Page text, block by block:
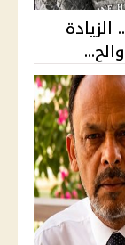
موعد صرف مرتبات أغسطس 2026.. الزيادة